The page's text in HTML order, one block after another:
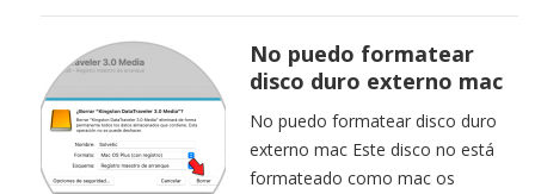
No puedo formatear
disco duro externo mac
No puedo formatear disco duro
externo mac Este disco no está
formateado como mac os